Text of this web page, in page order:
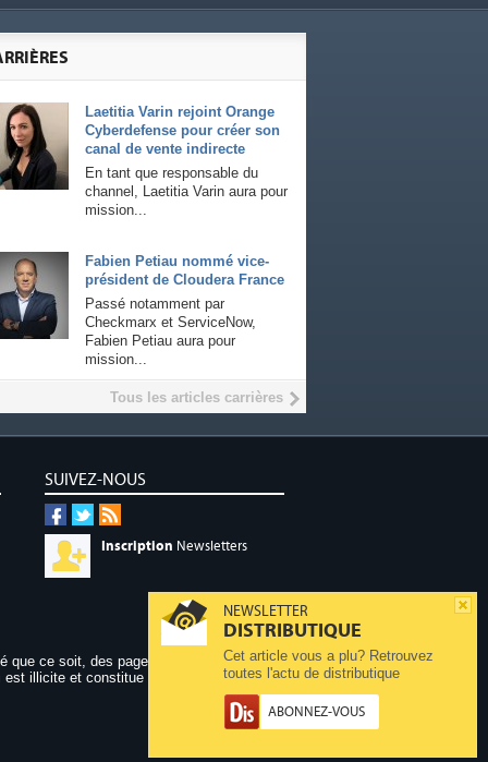
NEWSLETTER
DISTRIBUTIQUE
Cet article vous a plu? Retrouvez
toutes l'actu de distributique
ABONNEZ-VOUS
Laetitia Varin rejoint Orange
Cyberdefense pour créer son
canal de vente indirecte
En tant que responsable du
channel, Laetitia Varin aura pour
mission...
Fabien Petiau nommé vice-
président de Cloudera France
Passé notamment par
Checkmarx et ServiceNow,
Fabien Petiau aura pour
mission...
Tous les articles carrières
SUIVEZ-NOUS
Inscription Newsletters
que ce soit, des pages publiées sur ce site,
illicite et constitue une contrefaçon.